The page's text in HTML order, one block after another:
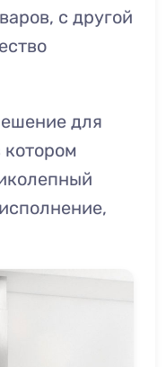
с другой
для